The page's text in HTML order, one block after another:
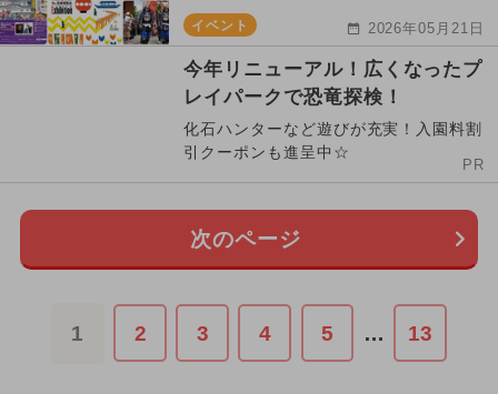
イベント 2026年05月21日
今年リニューアル！広くなったプ
レイパークで恐竜探検！
化石ハンターなど遊びが充実！入園料割
引クーポンも進呈中☆
PR
次のページ
1 2 3 4 5 … 13